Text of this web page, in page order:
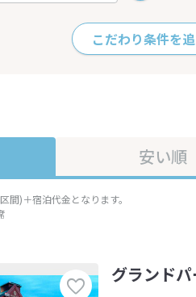
こだわり条件を
安い順
)＋宿泊代金となります。
グランド